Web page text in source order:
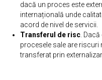
dacă un proces este
internațională unde
acord de nivel de servicii.
Transferul de risc .
procesele sale are
transferat prin